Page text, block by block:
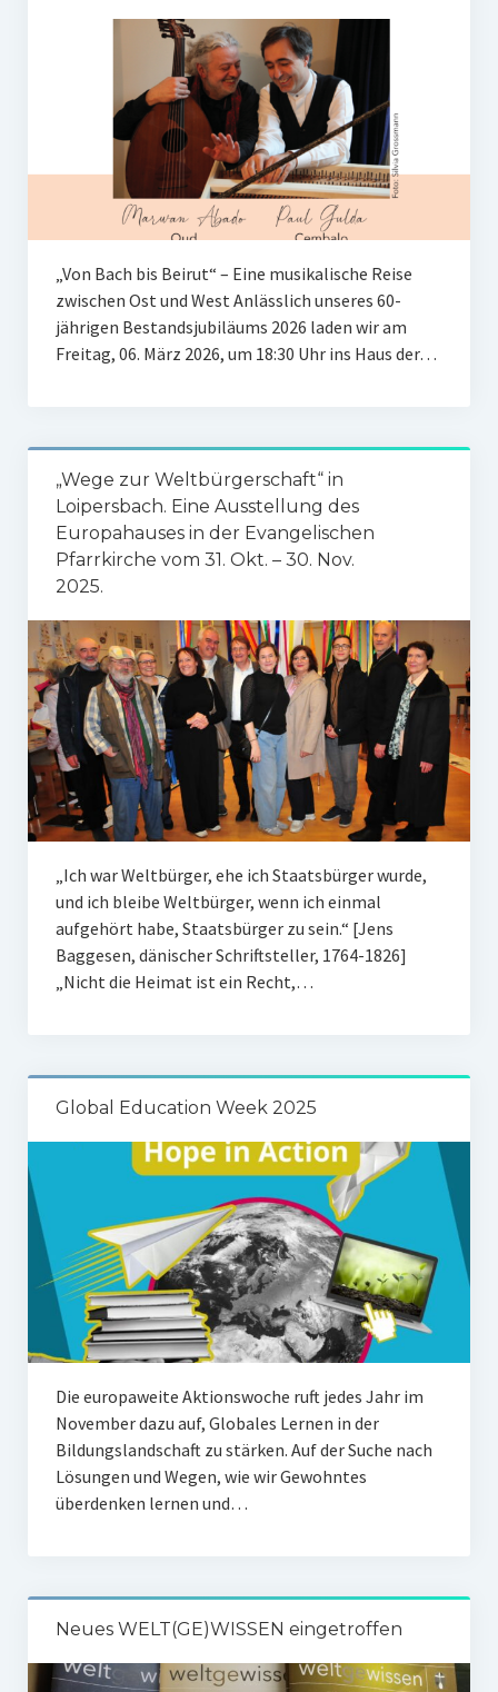
„Von Bach bis Beirut“ – Eine musikalische Reise
zwischen Ost und West Anlässlich unseres 60-
jährigen Bestandsjubiläums 2026 laden wir am
Freitag, 06. März 2026, um 18:30 Uhr ins Haus der…
„Wege zur Weltbürgerschaft“ in
Loipersbach. Eine Ausstellung des
Europahauses in der Evangelischen
Pfarrkirche vom 31. Okt. – 30. Nov.
2025.
„Ich war Weltbürger, ehe ich Staatsbürger wurde,
und ich bleibe Weltbürger, wenn ich einmal
aufgehört habe, Staatsbürger zu sein.“ [Jens
Baggesen, dänischer Schriftsteller, 1764-1826]
„Nicht die Heimat ist ein Recht,…
Global Education Week 2025
Die europaweite Aktionswoche ruft jedes Jahr im
November dazu auf, Globales Lernen in der
Bildungslandschaft zu stärken. Auf der Suche nach
Lösungen und Wegen, wie wir Gewohntes
überdenken lernen und…
Neues WELT(GE)WISSEN eingetroffen